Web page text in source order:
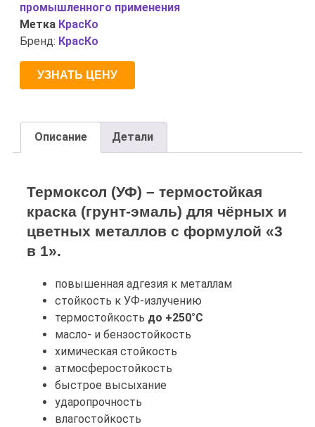
промышленного применения
Метка КрасКо
Бренд: КрасКо
УЗНАТЬ ЦЕНУ
Описание Детали
Термоксол (УФ) – термостойкая
краска (грунт-эмаль) для чёрных и
цветных металлов с формулой «3
в 1».
повышенная адгезия к металлам
стойкость к УФ-излучению
термостойкость до +250°С
масло- и бензостойкость
химическая стойкость
атмосферостойкость
быстрое высыхание
ударопрочность
влагостойкость